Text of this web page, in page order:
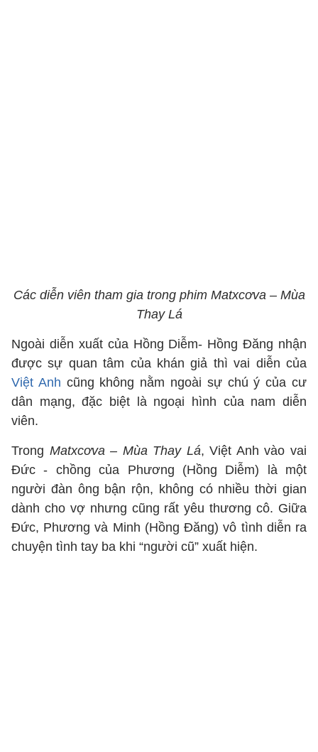
Các diễn viên tham gia trong phim Matxcơva – Mùa
Thay Lá
Ngoài diễn xuất của Hồng Diễm- Hồng Đăng nhận
được sự quan tâm của khán giả thì vai diễn của
Việt Anh cũng không nằm ngoài sự chú ý của cư
dân mạng, đặc biệt là ngoại hình của nam diễn
viên.
Trong Matxcơva – Mùa Thay Lá, Việt Anh vào vai
Đức - chồng của Phương (Hồng Diễm) là một
người đàn ông bận rộn, không có nhiều thời gian
dành cho vợ nhưng cũng rất yêu thương cô. Giữa
Đức, Phương và Minh (Hồng Đăng) vô tình diễn ra
chuyện tình tay ba khi “người cũ” xuất hiện.